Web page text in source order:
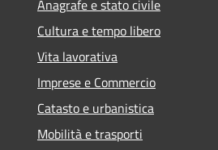
Anagrafe e stato civile
Cultura e tempo libero
Vita lavorativa
Imprese e Commercio
Catasto e urbanistica
Mobilità e trasporti